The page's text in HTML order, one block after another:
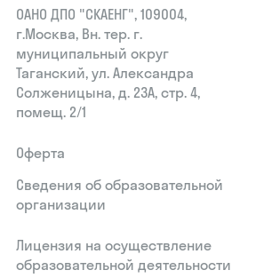
ОАНО ДПО "СКАЕНГ", 109004,
г.Москва, Вн. тер. г.
муниципальный округ
Таганский, ул. Александра
Солженицына, д. 23А, стр. 4,
помещ. 2/1
Оферта
Сведения об образовательной
организации
Лицензия на осуществление
образовательной деятельности